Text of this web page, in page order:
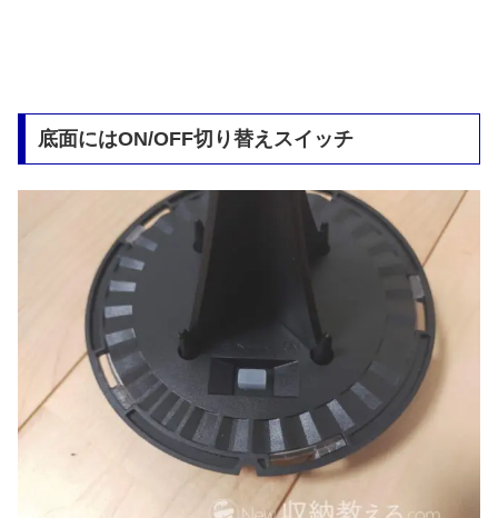
底面にはON/OFF切り替えスイッチ